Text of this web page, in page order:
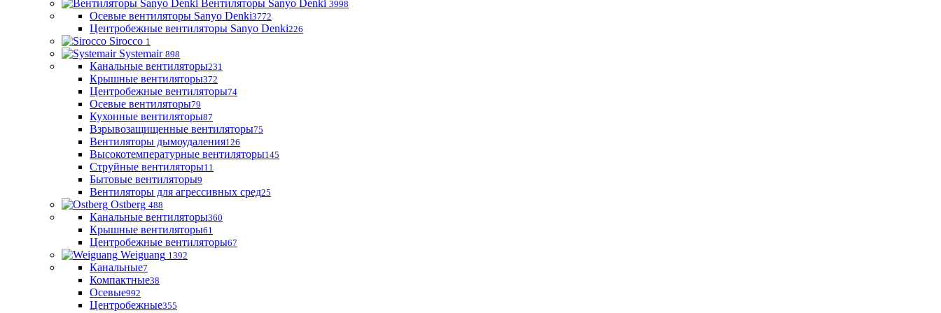
Вентиляторы Sanyo Denki 3998
Осевые вентиляторы Sanyo Denki3772
Центробежные вентиляторы Sanyo Denki226
Sirocco 1
Systemair 898
Канальные вентиляторы231
Крышные вентиляторы372
Центробежные вентиляторы74
Осевые вентиляторы79
Кухонные вентиляторы87
Взрывозащищенные вентиляторы75
Вентиляторы дымоудаления126
Высокотемпературные вентиляторы145
Струйные вентиляторы11
Бытовые вентиляторы9
Вентиляторы для агрессивных сред25
Ostberg 488
Канальные вентиляторы360
Крышные вентиляторы61
Центробежные вентиляторы67
Weiguang 1392
Канальные7
Компактные38
Осевые992
Центробежные355